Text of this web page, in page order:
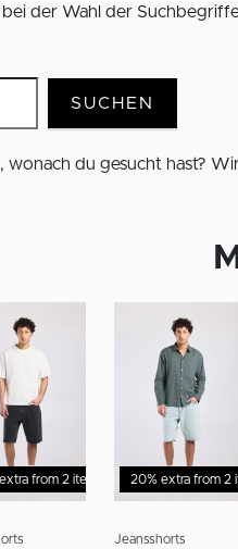
der Wahl der
SUCHEN
du gesucht hast?
50%from 2 items Sale - 50%
20% extra from 2
Jeansshorts